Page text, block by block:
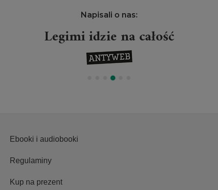
Napisali o nas:
Legimi idzie na całość
Ebooki i audiobooki
Regulaminy
Kup na prezent